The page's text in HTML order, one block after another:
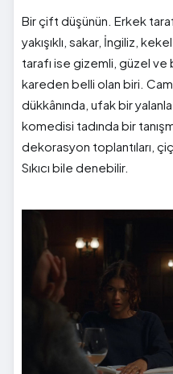
Bir çift düşünün. Erkek
yakışıklı, sakar, İngiliz,
tarafı ise gizemli, güzel ve
kareden belli olan biri.
dükkânında, ufak bir
komedisi tadında bir
dekorasyon toplantıları,
Sıkıcı bile denebilir.